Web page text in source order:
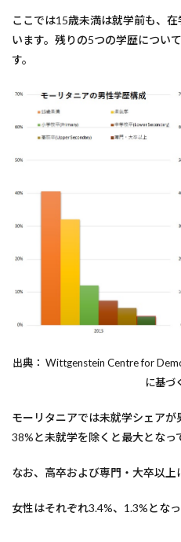
ここでは15歳未満は就学前も、
います。残りの5つの学歴につい
す。
出典： Wittgenstein Centre for
に基づ
モーリタニアでは未就学シェア
38%と未就学を除くと最大となっ
なお、高卒および専門・大卒以上
女性はそれぞれ3.4%、1.3%となっ